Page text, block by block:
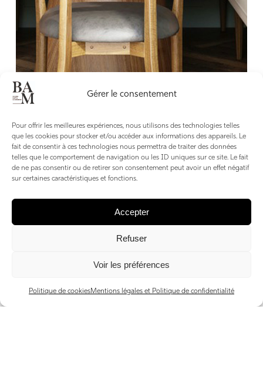
Gérer le consentement
Pour offrir les meilleures expériences, nous utilisons des technologies telles
que les cookies pour stocker et/ou accéder aux informations des appareils. Le
fait de consentir à ces technologies nous permettra de traiter des données
telles que le comportement de navigation ou les ID uniques sur ce site. Le fait
de ne pas consentir ou de retirer son consentement peut avoir un effet négatif
sur certaines caractéristiques et fonctions.
Accepter
Refuser
Voir les préférences
Politique de cookiesMentions légales et Politique de confidentialité